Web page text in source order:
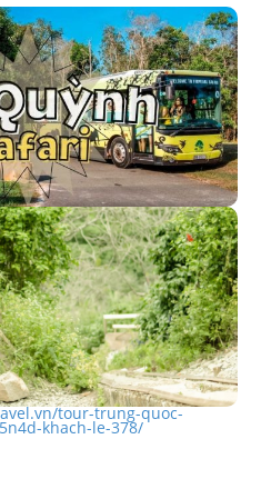
1N1Đ TẾT NGUYÊN ĐÁN
2019
thú đầu tiên tại Long An
Tula Đà Lạt triệu like